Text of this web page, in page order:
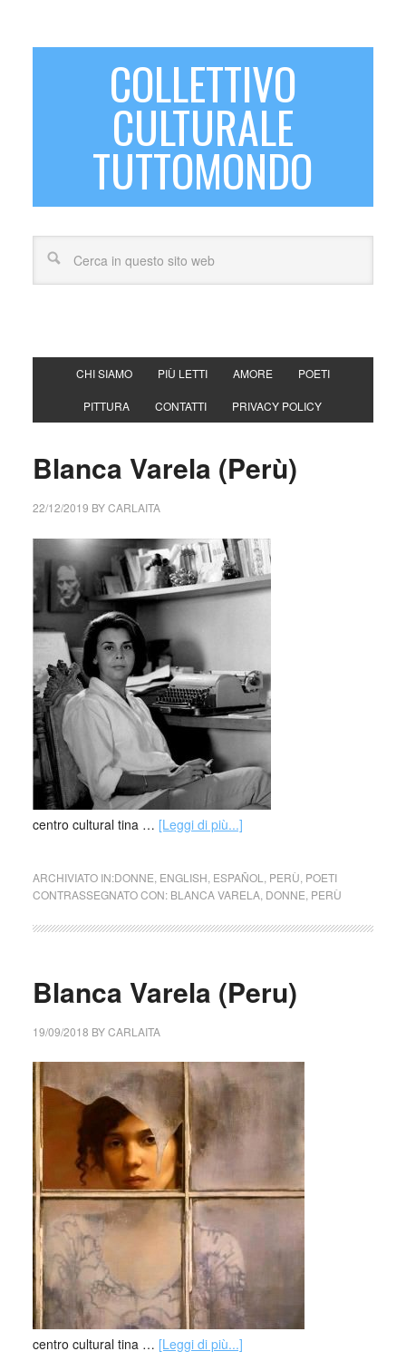
COLLETTIVO
CULTURALE
TUTTOMONDO
CHI SIAMO PIÙ LETTI AMORE POETI
PITTURA CONTATTI PRIVACY POLICY
Blanca Varela (Perù)
22/12/2019 BYCARLAITA
centro cultural tina … [Leggi di più...]
ARCHIVIATO IN:DONNE ENGLISH ESPAÑOL PERÙ POETI
CONTRASSEGNATO CON: BLANCA VARELA, DONNE PERÙ
Blanca Varela (Peru)
19/09/2018 BYCARLAITA
centro cultural tina … [Leggi di più...]